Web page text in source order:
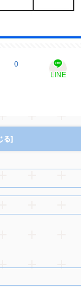
0
LINE